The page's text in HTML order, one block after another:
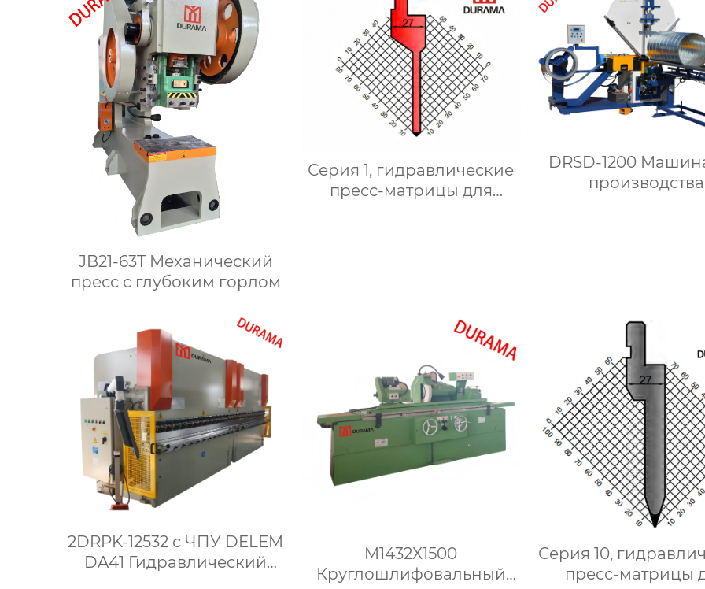
JB21-63T Механический
пресс с глубоким горлом
Серия 1, гидравлические
пресс-матрицы для
DRSD-1200
производства
2DRPK-12532 с ЧПУ DELEM
DA41 Гидравлический
M1432X1500
Круглошлифовальный
Серия 10,
пресс-матрицы